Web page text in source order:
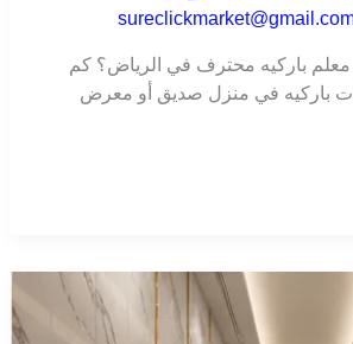
معلم باركيه محترف في الرياض؟ كم
باركيه في منزل صديق أو معرض